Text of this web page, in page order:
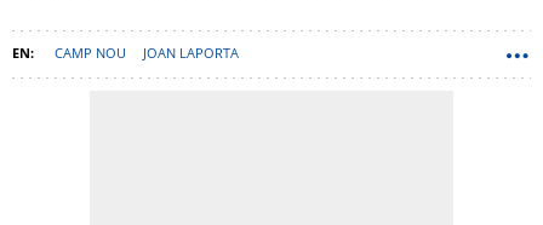
CAMP NOU JOAN LAPORTA